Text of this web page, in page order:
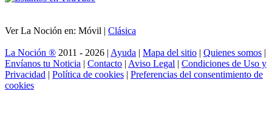
Ver La Noción en: Móvil | Clásica
La Noción ® 2011 - 2026 | Ayuda | Mapa del sitio | Quienes somos |
Envíanos tu Noticia | Contacto | Aviso Legal | Condiciones de Uso y
Privacidad | Política de cookies | Preferencias del consentimiento de
cookies